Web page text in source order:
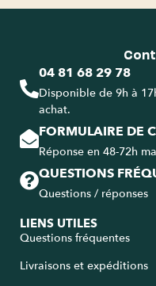
04 81 68 29 78
Disponible de 9h à
achat.
FORMULAIRE DE
Réponse en 48-72h
QUESTIONS
Questions / réponses
LIENS UTILES
Questions fréquentes
Livraisons et expéditions